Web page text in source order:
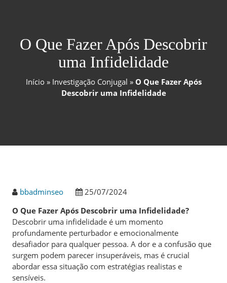
O Que Fazer Após Descobrir
uma Infidelidade
Início» Investigação Conjugal » O Que Fazer Após
Descobrir uma Infidelidade
bbadminseo
25/07/2024
O Que Fazer Após Descobrir uma Infidelidade?
Descobrir uma infidelidade é um momento
profundamente perturbador e emocionalmente
desafiador para qualquer pessoa. A dor e a confusão que
surgem podem parecer insuperáveis, mas é crucial
abordar essa situação com estratégias realistas e
sensíveis.